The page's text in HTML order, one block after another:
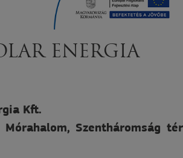
ENERGIA
Kft.
Szentháromság tér